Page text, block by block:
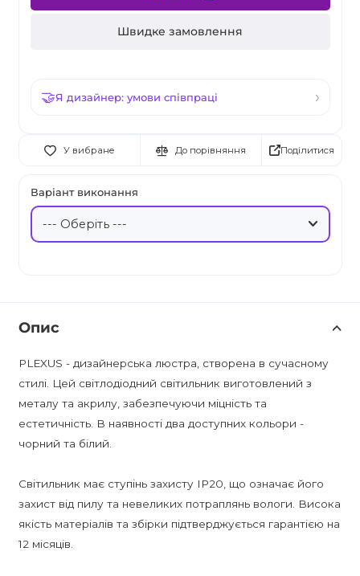
Швидке замовлення
Я дизайнер: умови співпраці
У вибране До порівняння
Варіант виконання
Поділитися
Опис
PLEXUS - дизайнерська люстра, створена в сучасному
стилі. Цей світлодіодний світильник виготовлений з
металу та акрилу, забезпечуючи міцність та
естетичність. В наявності два доступних кольори -
чорний та білий.
Світильник має ступінь захисту IP20, що означає його
захист від пилу та невеликих потраплянь вологи. Висока
якість матеріалів та збірки підтверджується гарантією на
12 місяців.